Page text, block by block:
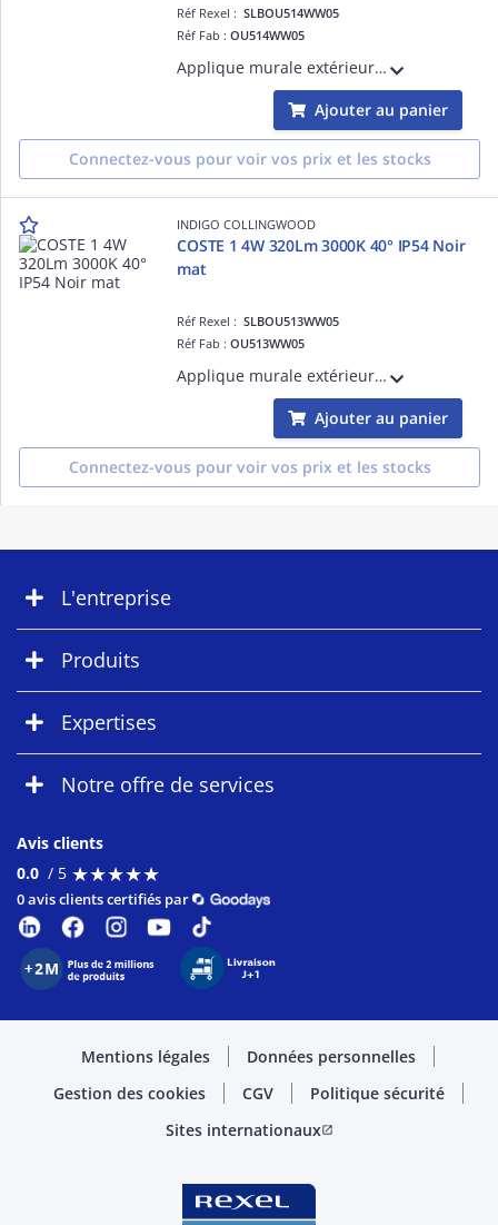
Réf Rexel :SLBOU514WW05
Réf Fab :OU514WW05
Applique murale extérieure pour balisage. Avec entrée et sortie de câble. Convertisseur non dimmable intégré dans l'appareil.
Ajouter au panier
Connectez-vous pour voir vos prix et les stocks
INDIGO COLLINGWOOD
COSTE 1 4W 320Lm 3000K 40° IP54 Noir
mat
Réf Rexel :SLBOU513WW05
Réf Fab :OU513WW05
Applique murale extérieure pour balisage. Convertisseur non dimmable intégré dans l'appareil.
Ajouter au panier
Connectez-vous pour voir vos prix et les stocks
L'entreprise
Produits
Expertises
Notre offre de services
Avis clients
0.0 / 5 ★★★★★
★★★★★
0 avis clients certifiés par
Mentions légales
Données personnelles
Gestion des cookies
CGV
Politique sécurité
Sites internationauxopen_in_new